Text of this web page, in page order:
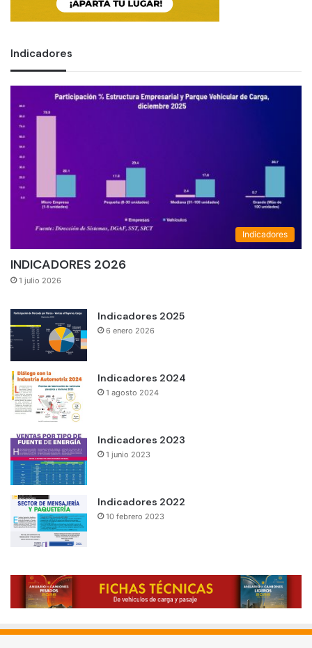
Indicadores
Indicadores
INDICADORES 2026
1 julio 2026
Indicadores 2025
6 enero 2026
Indicadores 2024
1 agosto 2024
Indicadores 2023
1 junio 2023
Indicadores 2022
10 febrero 2023